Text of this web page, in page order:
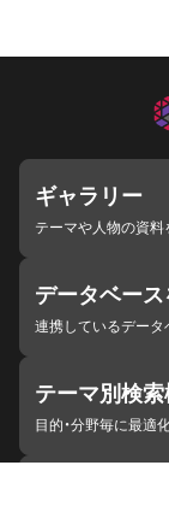
ギャラリー
テーマや人物の資料
データベー
連携しているデータ
テーマ別検索
目的・分野毎に最適